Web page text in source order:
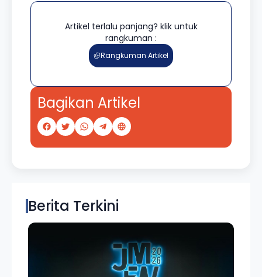
Artikel terlalu panjang? klik untuk
rangkuman :
Rangkuman Artikel
Bagikan Artikel
Berita Terkini